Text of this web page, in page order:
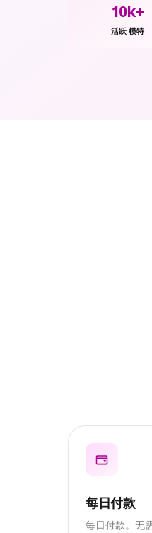
10k+
活跃 模特
每日付款
每日付款。无